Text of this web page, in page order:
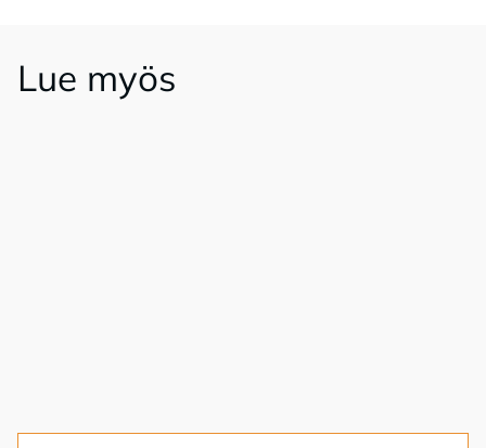
Lue myös